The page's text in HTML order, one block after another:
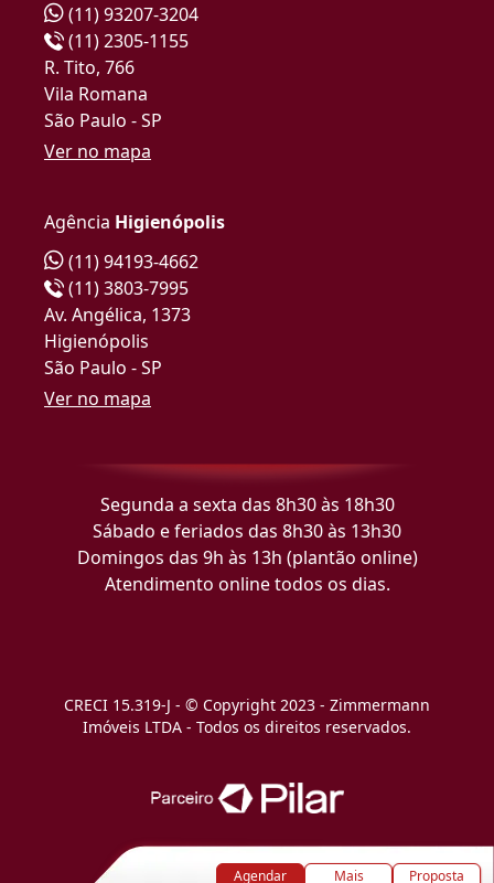
Agendar Mais Proposta
(11) 93207-3204
(11) 2305-1155
R. Tito, 766
Vila Romana
São Paulo - SP
Ver no mapa
Agência Higienópolis
(11) 94193-4662
(11) 3803-7995
Av. Angélica, 1373
Higienópolis
São Paulo - SP
Ver no mapa
Segunda a sexta das 8h30 às 18h30
Sábado e feriados das 8h30 às 13h30
Domingos das 9h às 13h (plantão online)
Atendimento online todos os dias.
CRECI 15.319-J - © Copyright 2023 - Zimmermann
Imóveis LTDA - Todos os direitos reservados.